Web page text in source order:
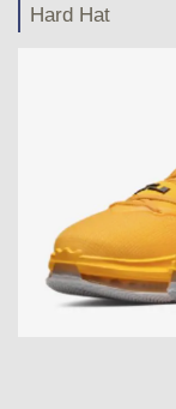
Hard Hat